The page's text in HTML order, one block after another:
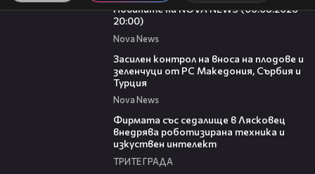
Новините на NOVA NEWS (06.08.2026 -
20:00)
Nova News
Засилен контрол на вноса на плодове и
зеленчуци от РС Македония, Сърбия и
Турция
Nova News
Фирмата със седалище в Лясковец
внедрява роботизирана техника и
изкуствен интелект
ТРИТЕ ГРАДА